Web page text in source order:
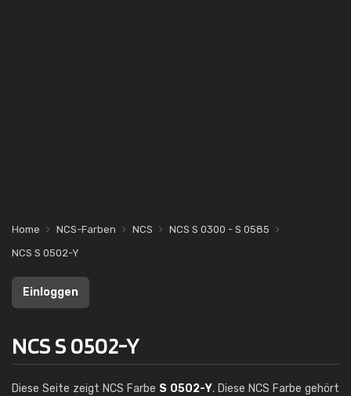
Home NCS-Farben NCS
NCS S 0300 - S 0585
NCS S 0502-Y
Einloggen
NCS S 0502-Y
Diese Seite zeigt NCS Farbe S 0502-Y. Diese NCS Farbe gehört